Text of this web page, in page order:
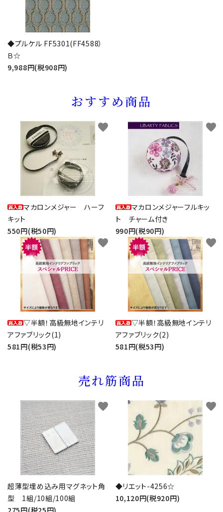
◆プルケル FF5301(FF4588）
Ｂ☆
9,988円(税908円)
おすすめ商品
マカロンメジャー ハーフ
キット
550円(税50円)
favorite
マカロンメジャーフルキッ
ト チャーム付き
990円(税90円)
favorite
▽半額！高級無地インテリ
アファブリック(1)
581円(税53円)
favorite
▽半額！高級無地インテリ
アファブリック(2)
581円(税53円)
favorite
売れ筋商品
超薄型埋め込み用マグネット角
型 1組/10組/100組
favorite
◆リエット-4256☆
10,120円(税920円)
favorite